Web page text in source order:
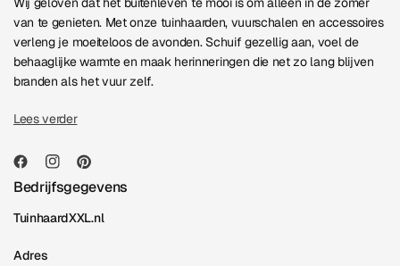
van te genieten. Met onze tuinhaarden, vuurschalen en accessoires
verleng je moeiteloos de avonden. Schuif gezellig aan, voel de
behaaglijke warmte en maak herinneringen die net zo lang blijven
branden als het vuur zelf.
Lees verder
Bedrijfsgegevens
TuinhaardXXL.nl
Adres